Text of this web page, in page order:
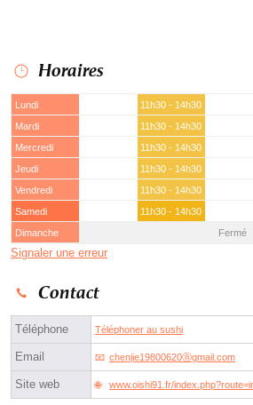
Horaires
Lundi 11h30 - 14h30
Mardi
11h30 - 14h30
Mercredi
11h30 - 14h30
Jeudi
11h30 - 14h30
Vendredi
11h30 - 14h30
Samedi
11h30 - 14h30
Dimanche
Fermé
Signaler une erreur
Contact
Téléphone Téléphoner au sushi
Email chenjie19800620ⓐgmail.com
Site web www.oishi91.fr/